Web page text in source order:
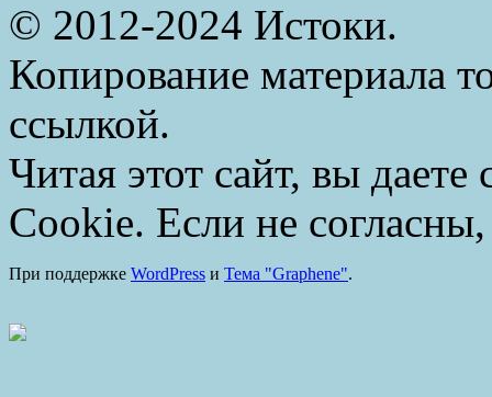
© 2012-2024 Истоки.
Копирование материала
ссылкой.
Читая этот сайт, вы даете
Cookie. Если не
При поддержке WordPress и Тема "Graphene".